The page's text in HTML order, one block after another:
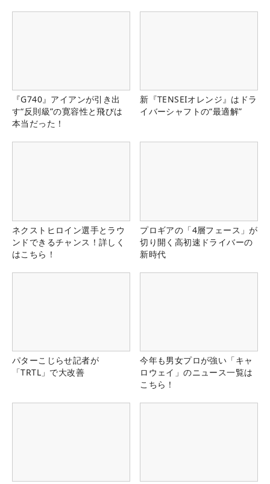
『G740』アイアンが引き出
す“反則級”の寛容性と飛びは
本当だった！
新『TENSEIオレンジ』はドラ
イバーシャフトの“最適解”
ネクストヒロイン選手とラウ
ンドできるチャンス！詳しく
はこちら！
プロギアの「4層フェース」が
切り開く高初速ドライバーの
新時代
パターこじらせ記者が
「TRTL」で大改善
今年も男女プロが強い「キャ
ロウェイ」のニュース一覧は
こちら！